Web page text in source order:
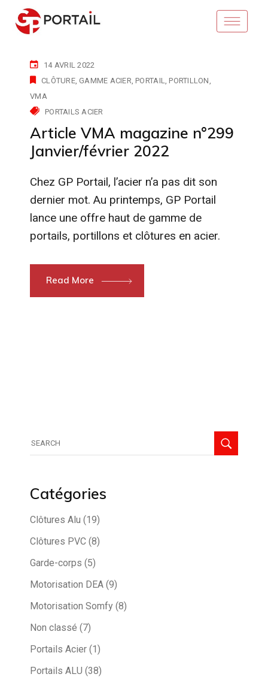
14 AVRIL 2022
CLÔTURE GAMME ACIER PORTAIL PORTILLON
VMA
PORTAILS ACIER
Article VMA magazine n°299
Janvier/février 2022
Chez GP Portail, l’acier n’a pas dit son
dernier mot. Au printemps, GP Portail
lance une offre haut de gamme de
portails, portillons et clôtures en acier.
Read More
for:
Catégories
Clôtures Alu (19)
Clôtures PVC (8)
Garde-corps (5)
Motorisation DEA (9)
Motorisation Somfy (8)
Non classé (7)
Portails Acier (1)
Portails ALU (38)